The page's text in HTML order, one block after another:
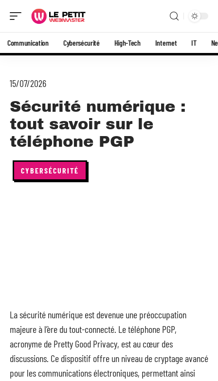
Communication Cybersécurité High-Tech Internet IT
15/07/2026
Sécurité numérique :
tout savoir sur le
téléphone PGP
CYBERSÉCURITÉ
La sécurité numérique est devenue une préoccupation
majeure à l’ère du tout-connecté. Le téléphone PGP,
acronyme de Pretty Good Privacy, est au cœur des
discussions. Ce dispositif offre un niveau de cryptage avancé
pour les communications électroniques, permettant ainsi